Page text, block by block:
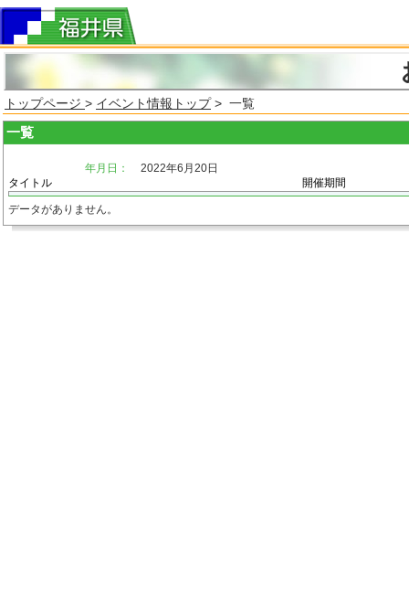
トップページ > イベント情報トップ> 一覧
一覧
年月日：
2022年6月20日
タイトル
開催期間
データがありません。